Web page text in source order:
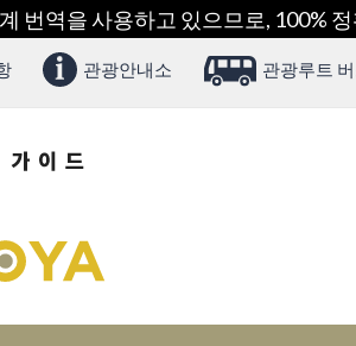
번역을 사용하고 있으므로, 100%
관광안내소 관광루트